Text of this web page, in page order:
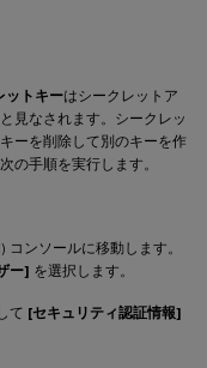
ットキーはシークレットア
見なされます。シークレッ
ーを削除して別のキーを作
の手順を実行します。
ンソールに移動します。
ー] を選択します。
て [セキュリティ認証情報]